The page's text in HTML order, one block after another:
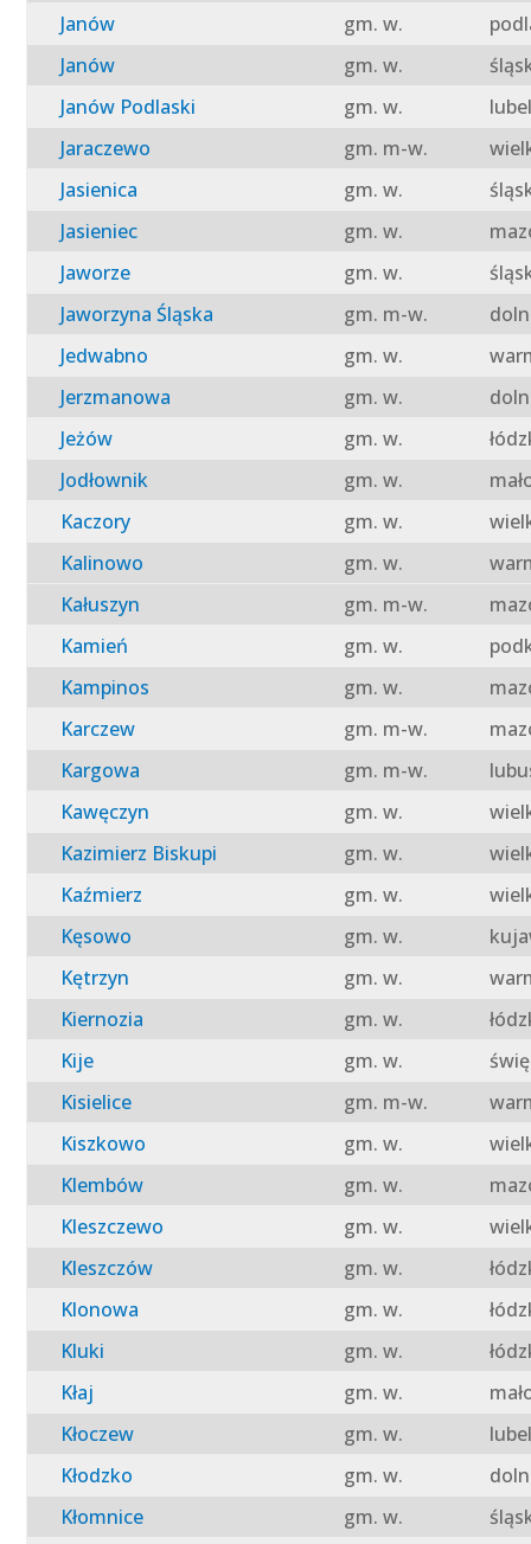
Janów gm. w.
Janów
gm. w.
Janów Podlaski
gm. w.
Jaraczewo
gm. m-w.
Jasienica
gm. w.
Jasieniec
gm. w.
Jaworze
gm. w.
Jaworzyna Śląska
gm. m-w.
Jedwabno
gm. w.
Jerzmanowa
gm. w.
Jeżów
gm. w.
Jodłownik
gm. w.
Kaczory
gm. w.
Kalinowo
gm. w.
Kałuszyn
gm. m-w.
Kamień
gm. w.
Kampinos
gm. w.
Karczew
gm. m-w.
Kargowa
gm. m-w.
Kawęczyn
gm. w.
Kazimierz Biskupi
gm. w.
Kaźmierz
gm. w.
Kęsowo
gm. w.
Kętrzyn
gm. w.
Kiernozia
gm. w.
Kije
gm. w.
Kisielice
gm. m-w.
Kiszkowo
gm. w.
Klembów
gm. w.
Kleszczewo
gm. w.
Kleszczów
gm. w.
Klonowa
gm. w.
Kluki
gm. w.
Kłaj
gm. w.
Kłoczew
gm. w.
Kłodzko
gm. w.
Kłomnice
gm. w.